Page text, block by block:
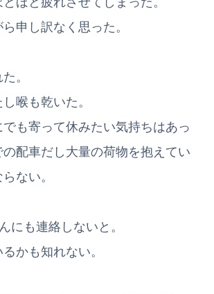
申し訳なく思った。
。
喉も乾いた。
でも寄って休みたい気持ちはあっ
配車だし大量の荷物を抱えてい
ない。
にも連絡しないと。
かも知れない。